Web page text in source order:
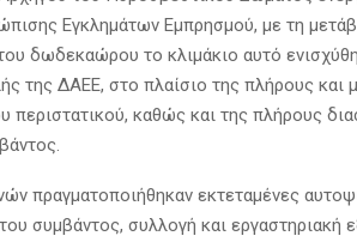
Εγκλημάτων Εμπρησμού, με τη
δωδεκαώρου το κλιμάκιο αυτό
της ΔΑΕΕ, στο πλαίσιο της πλήρους και
περιστατικού, καθώς και της πλήρους
πραγματοποιήθηκαν εκτεταμένες
συμβάντος, συλλογή και εργαστηριακή